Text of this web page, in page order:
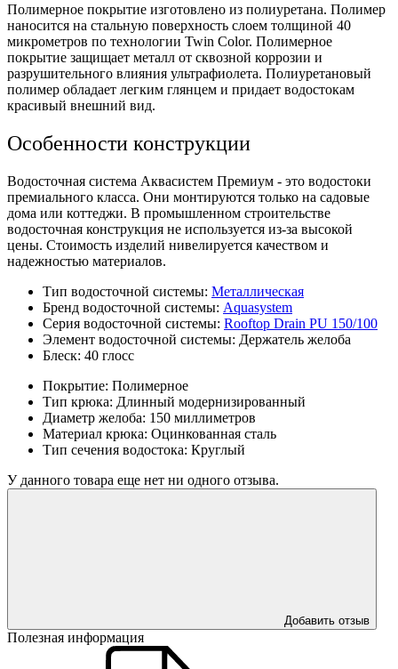
Полимерное покрытие изготовлено из полиуретана. Полимер
наносится на стальную поверхность слоем толщиной 40
микрометров по технологии Twin Color. Полимерное
покрытие защищает металл от сквозной коррозии и
разрушительного влияния ультрафиолета. Полиуретановый
полимер обладает легким глянцем и придает водостокам
красивый внешний вид.
Особенности конструкции
Водосточная система Аквасистем Премиум - это водостоки
премиального класса. Они монтируются только на садовые
дома или коттеджи. В промышленном строительстве
водосточная конструкция не используется из-за высокой
цены. Стоимость изделий нивелируется качеством и
надежностью материалов.
Тип водосточной системы: Металлическая
Бренд водосточной системы: Aquasystem
Серия водосточной системы: Rooftop Drain PU 150/100
Элемент водосточной системы: Держатель желоба
Блеск: 40 глосс
Покрытие: Полимерное
Тип крюка: Длинный модернизированный
Диаметр желоба: 150 миллиметров
Материал крюка: Оцинкованная сталь
Тип сечения водостока: Круглый
У данного товара еще нет ни одного отзыва.
Добавить отзыв
Полезная информация